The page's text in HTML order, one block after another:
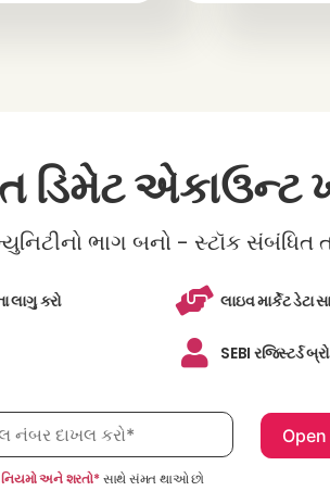
ડિમેટ એકાઉન્ટ
ભાગ બનો - સ્ટૉક સંબંધિત
લાગુ કરો લાઇવ માર્કેટ
SEBI રજિસ્ટર્ડ
નંબર, જરૂરી છે
નિયમો અને શરતો*સાથે સંમત થાઓ છો